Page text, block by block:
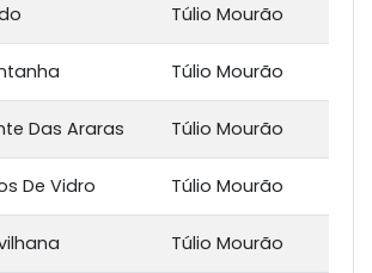
Túlio Mourão
Túlio Mourão
Das Araras Túlio Mourão
De Vidro Túlio Mourão
Túlio Mourão